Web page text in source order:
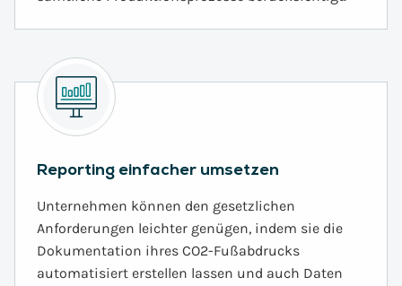
Reporting einfacher umsetzen
Unternehmen können den gesetzlichen
Anforderungen leichter genügen, indem sie die
Dokumentation ihres CO2-Fußabdrucks
automatisiert erstellen lassen und auch Daten